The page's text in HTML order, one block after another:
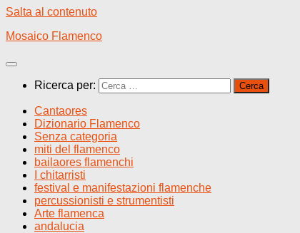
Salta al contenuto
Mosaico Flamenco
Ricerca per:
Cantaores
Dizionario Flamenco
Senza categoria
miti del flamenco
bailaores flamenchi
I chitarristi
festival e manifestazioni flamenche
percussionisti e strumentisti
Arte flamenca
andalucia